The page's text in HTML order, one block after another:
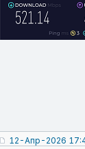
12-Апр-2026